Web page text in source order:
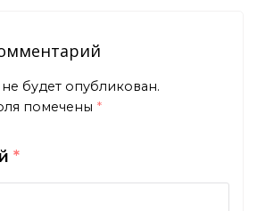
будет опубликован.
помечены *
*